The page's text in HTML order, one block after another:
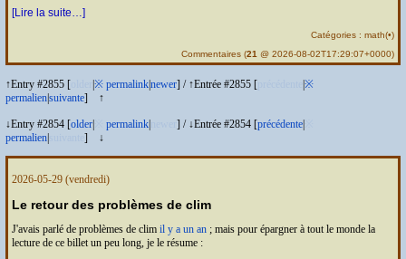
[Lire la suite…]
Catégories :math(•)
Commentaires (21 @ 2026-08-02T17:29:07+0000)
↑Entry #2855 [ ※ permalinknewer] / ↑Entrée #2855 [
※
permaliensuivante] ↑
↓Entry #2854 [older permalink ] / ↓Entrée #2854 [précédente
permalien
] ↓
2026-05-29(vendredi)
Le retour des problèmes de clim
J'avais parlé de problèmes de clim il y a un an; mais pour épargner à tout le monde la
lecture de ce billet un peu long, je le résume :